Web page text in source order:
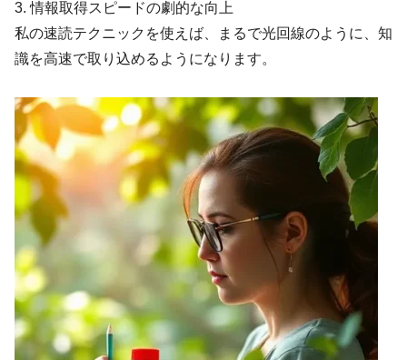
3. 情報取得スピードの劇的な向上
私の速読テクニックを使えば、まるで光回線のように、知
識を高速で取り込めるようになります。